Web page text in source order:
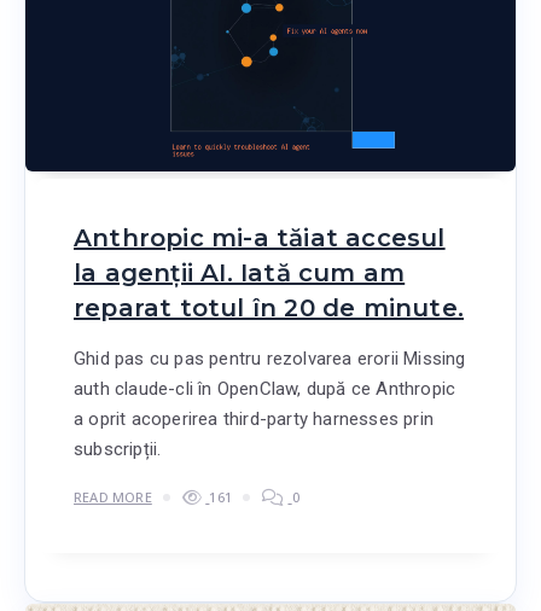
Anthropic mi-a tăiat accesul
la agenții AI. Iată cum am
reparat totul în 20 de minute.
Ghid pas cu pas pentru rezolvarea erorii Missing
auth claude-cli în OpenClaw, după ce Anthropic
a oprit acoperirea third-party harnesses prin
subscripții.
READ MORE 161 0